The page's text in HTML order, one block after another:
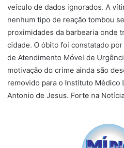
veículo de dados ignorados. A
nenhum tipo de reação tombou
proximidades da barbearia onde
cidade. O óbito foi constatado
de Atendimento Móvel de
motivação do crime ainda são
removido para o Instituto Médico
Antonio de Jesus. Forte na